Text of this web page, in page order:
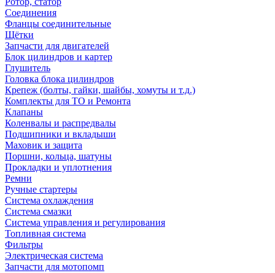
Соединения
Фланцы соединительные
Щётки
Запчасти для двигателей
Блок цилиндров и картер
Глушитель
Головка блока цилиндров
Крепеж (болты, гайки, шайбы, хомуты и т.д.)
Комплекты для ТО и Ремонта
Клапаны
Коленвалы и распредвалы
Подшипники и вкладыши
Маховик и защита
Поршни, кольца, шатуны
Прокладки и уплотнения
Ремни
Ручные стартеры
Система охлаждения
Система смазки
Система управления и регулирования
Топливная система
Фильтры
Электрическая система
Запчасти для мотопомп